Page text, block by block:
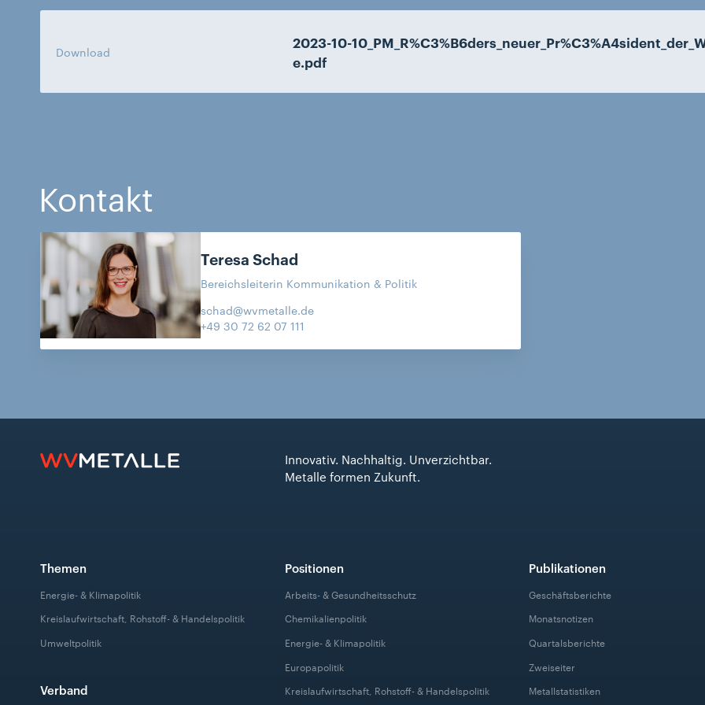
Download
2023-10-
e.pdf
Kontakt
TeresaSchad
Bereichsleiterin Kommunikation & Politik
schad@wvmetalle.de
+49 30 72 62 07 111
Innovativ. Nachhaltig. Unverzichtbar.
Metalle formen Zukunft.
Themen
Energie- & Klimapolitik
Kreislaufwirtschaft, Rohstoff- & Handelspolitik
Umweltpolitik
Verband
Positionen
Arbeits- & Gesundheitsschutz
Chemikalienpolitik
Energie- & Klimapolitik
Europapolitik
Kreislaufwirtschaft, Rohstoff- & Handelspolitik
Publikationen
Geschäftsberichte
Monatsnotizen
Quartalsberichte
Zweiseiter
Metallstatistiken